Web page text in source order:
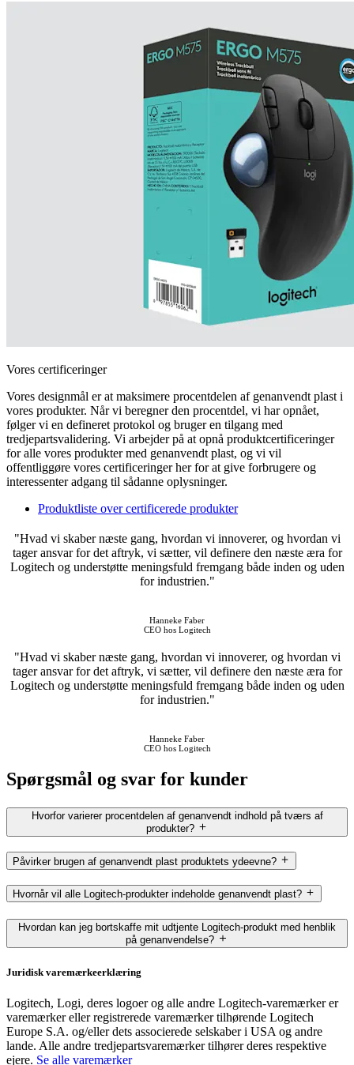
Vores certificeringer
Vores designmål er at maksimere procentdelen af genanvendt plast i
vores produkter. Når vi beregner den procentdel, vi har opnået,
følger vi en defineret protokol og bruger en tilgang med
tredjepartsvalidering. Vi arbejder på at opnå produktcertificeringer
for alle vores produkter med genanvendt plast, og vi vil
offentliggøre vores certificeringer her for at give forbrugere og
interessenter adgang til sådanne oplysninger.
Produktliste over certificerede produkter
"Hvad vi skaber næste gang, hvordan vi innoverer, og hvordan vi
tager ansvar for det aftryk, vi sætter, vil definere den næste æra for
Logitech og understøtte meningsfuld fremgang både inden og uden
for industrien."
Hanneke Faber
CEO hos Logitech
"Hvad vi skaber næste gang, hvordan vi innoverer, og hvordan vi
tager ansvar for det aftryk, vi sætter, vil definere den næste æra for
Logitech og understøtte meningsfuld fremgang både inden og uden
for industrien."
Hanneke Faber
CEO hos Logitech
Spørgsmål og svar for kunder
Hvorfor varierer procentdelen af genanvendt indhold på tværs af
produkter?
Påvirker brugen af genanvendt plast produktets ydeevne?
Hvornår vil alle Logitech-produkter indeholde genanvendt plast?
Hvordan kan jeg bortskaffe mit udtjente Logitech-produkt med henblik
på genanvendelse?
Juridisk varemærkeerklæring
Logitech, Logi, deres logoer og alle andre Logitech-varemærker er
varemærker eller registrerede varemærker tilhørende Logitech
Europe S.A. og/eller dets associerede selskaber i USA og andre
lande. Alle andre tredjepartsvaremærker tilhører deres respektive
ejere. Se alle varemærker